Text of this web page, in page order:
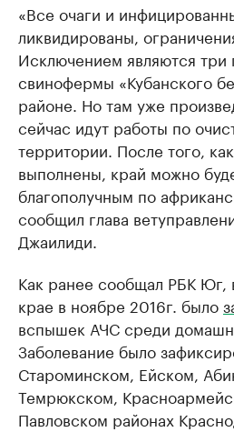
«Все очаги и
ликвидированы,
Исключением являются
свинофермы «Кубанского
районе. Но там уже
сейчас идут работы по
территории. После того,
выполнены, край можно
благополучным по
сообщил глава
Джаилиди.
Как ранее сообщал РБК Юг,
крае в ноябре 2016г. было
вспышек АЧС среди
Заболевание было
Староминском, Ейском,
Темрюкском,
Павловском районах